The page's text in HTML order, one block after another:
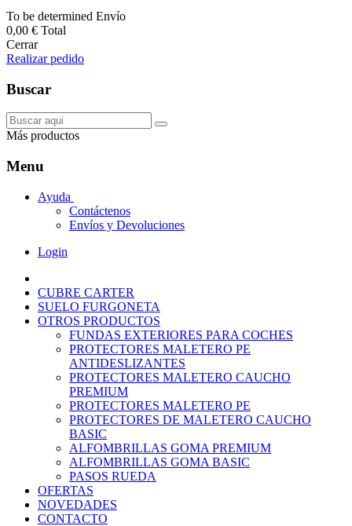
To be determined Envío
0,00 € Total
Cerrar
Realizar pedido
Buscar
Más productos
Menu
Ayuda
Contáctenos
Envíos y Devoluciones
Login
CUBRE CARTER
SUELO FURGONETA
OTROS PRODUCTOS
FUNDAS EXTERIORES PARA COCHES
PROTECTORES MALETERO PE
ANTIDESLIZANTES
PROTECTORES MALETERO CAUCHO
PREMIUM
PROTECTORES MALETERO PE
PROTECTORES DE MALETERO CAUCHO
BASIC
ALFOMBRILLAS GOMA PREMIUM
ALFOMBRILLAS GOMA BASIC
PASOS RUEDA
OFERTAS
NOVEDADES
CONTACTO